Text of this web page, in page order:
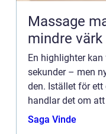
Massage malmö
mindre
En highlighter
sekunder – men
den. Istället för
handlar det om
N&...
Saga Vinde